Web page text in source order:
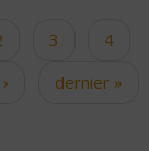
3
4
dernier »